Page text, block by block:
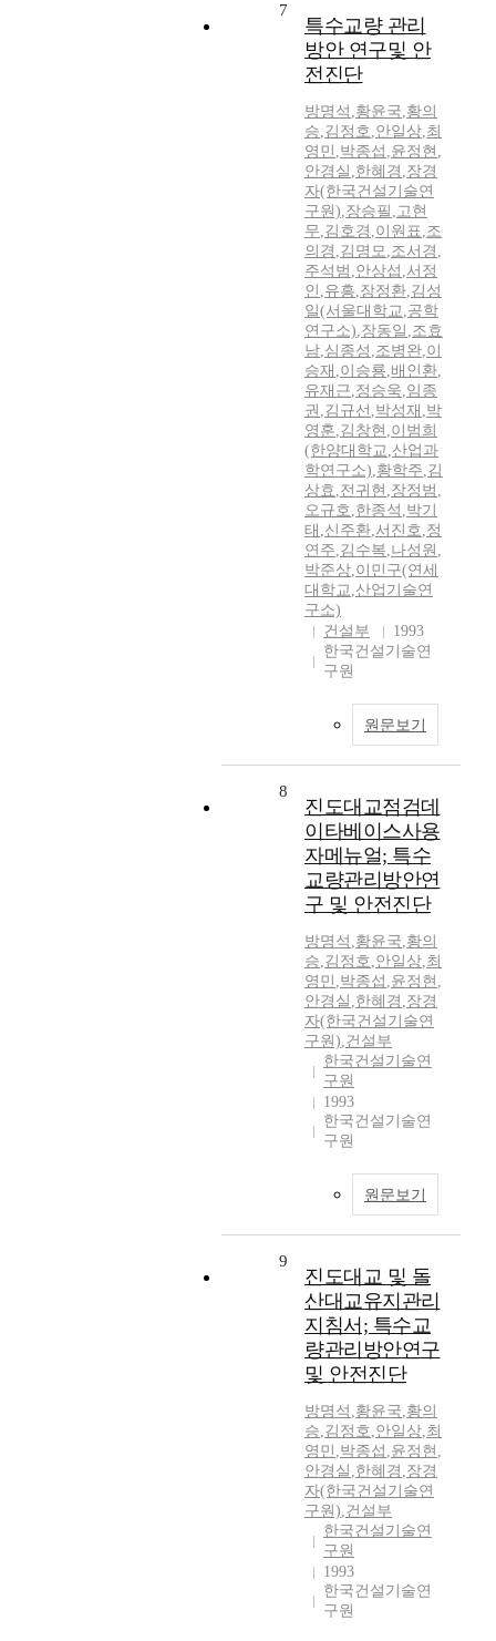
7
특수교량 관리
방안 연구및 안
전진단
방명석 ,황윤국,황의
승,김정호,안일상,최
영민 ,박종섭 ,윤정현 ,
안경실 ,한혜경 ,장경
자(한국건설기술연
구원),장승필 ,고현
무,김호경 ,이원표,조
의경 ,김명모,조서경 ,
주석범 ,안상섭 ,서정
인 ,유흥,장정환,김성
일(서울대학교,공학
연구소),장동일 ,조효
남,심종성 ,조병완,이
승재 ,이승룡,배인환,
유재근,정승욱,임종
권 ,김규선 ,박성재 ,박
영훈,김창현 ,이범희
(한양대학교,산업과
학연구소),황학주,김
상효 ,전귀현 ,장정범 ,
오규호,한종석 ,박기
태 ,신주환,서진호,정
연주,김수복,나성원 ,
박준상,이민구(연세
대학교,산업기술연
구소)
건설부
1993
한국건설기술연
구원
원문보기
8
진도대교점검데
이타베이스사용
자메뉴얼; 특수
교량관리방안연
구 및 안전진단
방명석 ,황윤국,황의
승,김정호,안일상,최
영민 ,박종섭 ,윤정현 ,
안경실 ,한혜경 ,장경
자(한국건설기술연
구원),건설부
한국건설기술연
구원
1993
한국건설기술연
구원
원문보기
9
진도대교 및 돌
산대교유지관리
지침서; 특수교
량관리방안연구
및 안전진단
방명석 ,황윤국,황의
승,김정호,안일상,최
영민 ,박종섭 ,윤정현 ,
안경실 ,한혜경 ,장경
자(한국건설기술연
구원),건설부
한국건설기술연
구원
1993
한국건설기술연
구원